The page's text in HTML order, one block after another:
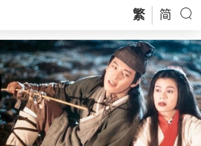
繁 简